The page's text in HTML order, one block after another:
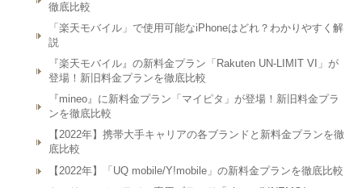
徹底比較
「楽天モバイル」で使用可能なiPhoneはどれ？わかりやすく解
説
『楽天モバイル』の新料金プラン「Rakuten UN-LIMIT VI」が
登場！新旧料金プランを徹底比較
『mineo』に新料金プラン「マイピタ」が登場！新旧料金プラ
ンを徹底比較
【2022年】携帯大手キャリアの各ブランドと新料金プランを徹
底比較
【2022年】「UQ mobile/Y!mobile」の新料金プランを徹底比較